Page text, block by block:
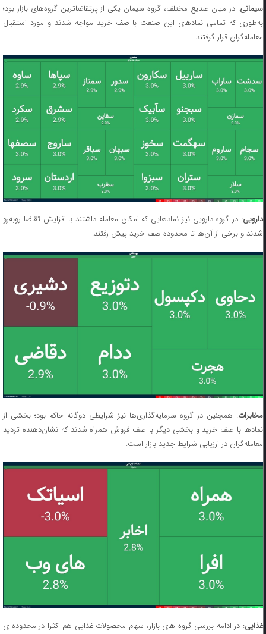
سیمانی: در میان صنایع مختلف، گروه سیمان یکی از پرتقاضاترین گروه‌های بازار بود؛
به‌طوری که تمامی نمادهای این صنعت با صف خرید مواجه شدند و مورد استقبال
معامله‌گران قرار گرفتند.
دارویی: در گروه دارویی نیز نمادهایی که امکان معامله داشتند با افزایش تقاضا روبه‌رو
شدند و برخی از آن‌ها تا محدوده صف خرید پیش رفتند.
مخابرات: همچنین در گروه سرمایه‌گذاری‌ها نیز شرایطی دوگانه حاکم بود؛ بخشی از
نمادها با صف خرید و بخشی دیگر با صف فروش همراه شدند که نشان‌دهنده تردید
معامله‌گران در ارزیابی شرایط جدید بازار است.
غذایی: در ادامه بررسی گروه های بازار، سهام محصولات غذایی هم اکثرا در محدوده ی